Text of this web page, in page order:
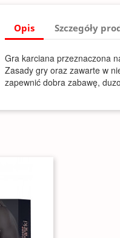
Opis Szczegóły
Gra karciana przeznaczona
Zasady gry oraz zawarte w
zapewnić dobra zabawę,